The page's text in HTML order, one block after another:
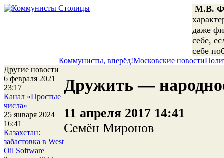
М.В.
даже
себе,
себе
Коммунисты, вперёд!Московские новости
Другие новости
6 февраля 2021
23:17
Канал «Простые
числа»
25 января 2024
16:41
Казахстан:
забастовка в West
Oil Software
Дружить —
11 апреля 2017 14:41
Семён Миронов